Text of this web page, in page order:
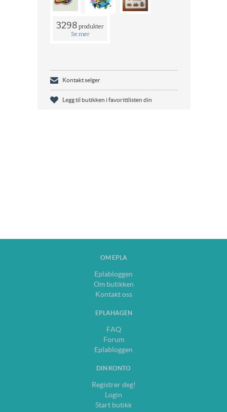
3298 produkter
Se mer
Kontakt selger
Legg til butikken i favorittlisten din
OM EPLA
Eplabloggen
Om butikken
Kontakt oss
EPLAHAGEN
FAQ
Forum
Eplabloggen
DIN KONTO
Registrer deg!
Login
Start butikk